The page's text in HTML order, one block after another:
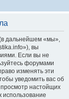
дальнейшем «мы»,
вы
Если вы не
форумами
изменять эти
уведомить вас об
просмотр настойщих
использование